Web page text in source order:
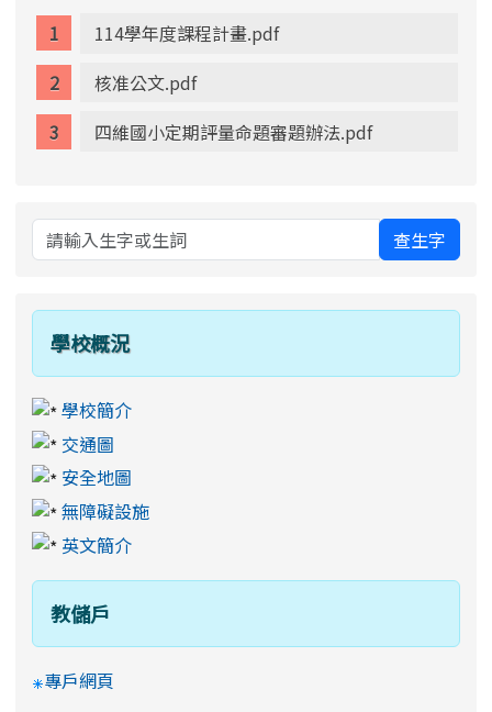
114學年度課程計畫.pdf
核准公文.pdf
四維國小定期評量命題審題辦法.pdf
查生字
學校概況
學校簡介
交通圖
安全地圖
無障礙設施
英文簡介
教儲戶
專戶網頁